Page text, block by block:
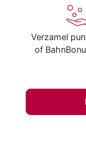
Verzamel
of